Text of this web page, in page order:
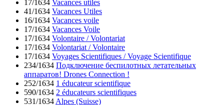
17/1634 Vacances utiles
41/1634 Vacances Utiles
16/1634 Vacances voile
17/1634 Vacances Voile
17/1634 Volontaire / Volontariat
17/1634 Volontariat / Volontaire
17/1634 Voyages Scientifiques / Voyage Scientifique
234/1634 Подключение беспилотных летательных
аппаратов! Drones Connection !
252/1634 1 éducateur scientifique
590/1634 2 éducateurs scientifiques
531/1634 Alpes (Suisse)